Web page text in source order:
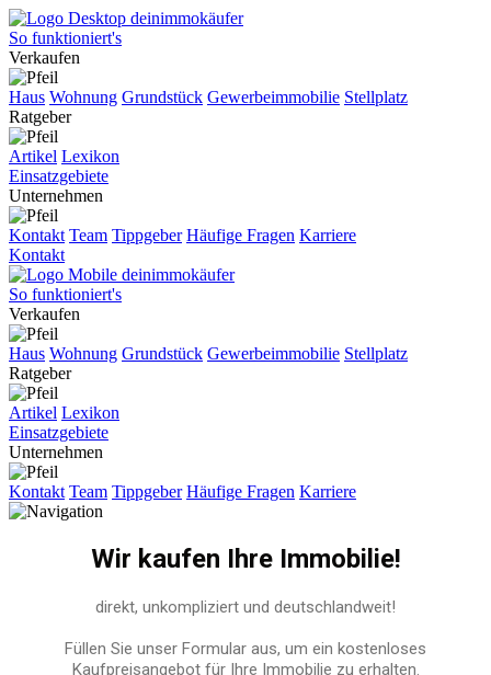
So funktioniert's
Verkaufen
Haus Wohnung Grundstück Gewerbeimmobilie Stellplatz
Ratgeber
Artikel Lexikon
Einsatzgebiete
Unternehmen
Kontakt Team Tippgeber Häufige Fragen Karriere
Kontakt
So funktioniert's
Verkaufen
Haus Wohnung Grundstück Gewerbeimmobilie Stellplatz
Ratgeber
Artikel Lexikon
Einsatzgebiete
Unternehmen
Kontakt Team Tippgeber Häufige Fragen Karriere